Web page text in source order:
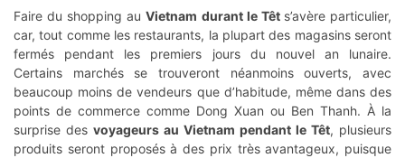
Faire du shopping auVietnam durant le Têt s’avère particulier,
car, tout comme les restaurants, la plupart des magasins seront
fermés pendant les premiers jours du nouvel an lunaire.
Certains marchés se trouveront néanmoins ouverts, avec
beaucoup moins de vendeurs que d’habitude, même dans des
points de commerce comme Dong Xuan ou Ben Thanh. À la
surprise des voyageurs au Vietnam pendant le Têt, plusieurs
produits seront proposés à des prix très avantageux, puisque